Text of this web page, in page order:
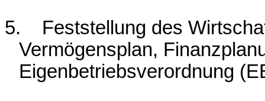
5.
Feststellung des
Vermögensplan,
Eigenbetriebsverordnung